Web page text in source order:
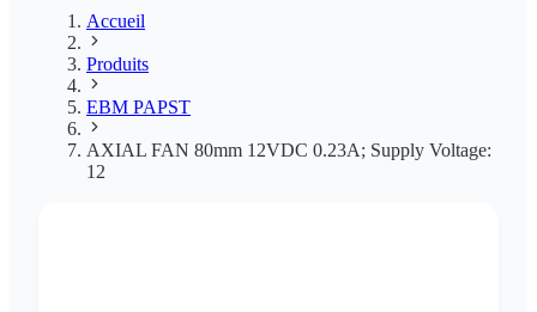
Accueil
Produits
EBM PAPST
AXIAL FAN 80mm 12VDC 0.23A; Supply Voltage:
12